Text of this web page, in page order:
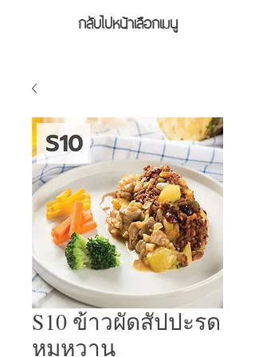
กลับไปหน้าเลือกเมนู
S10 ข้าวผัดสัปปะรด
หมูหวาน